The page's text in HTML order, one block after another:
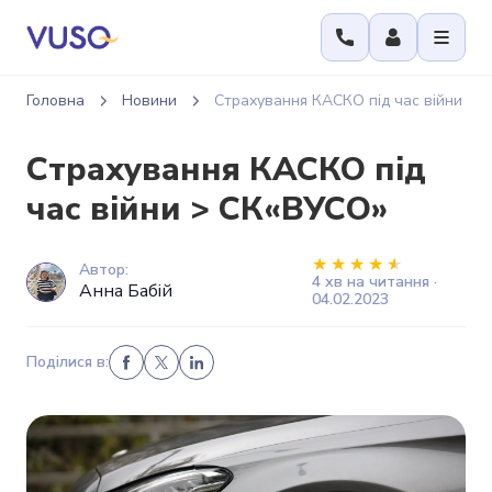
Головна Новини Страхування КАСКО під час війни
Страхування КАСКО під
час війни > СК«ВУСО»
Автор:
Анна Бабій
4 хв на читання ·
04.02.2023
Поділися в: